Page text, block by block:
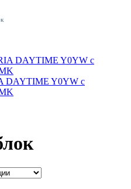
DAYTIME Y0YW с